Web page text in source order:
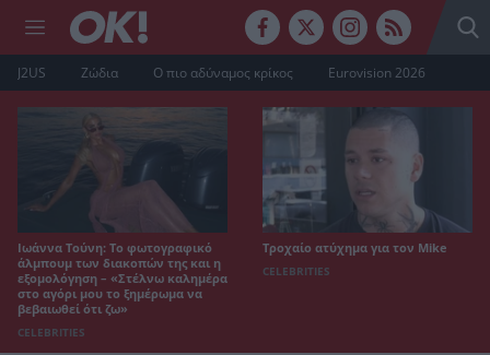
J2US Ζώδια Ο πιο αδύναμος κρίκος Eurovision 2026
Ιωάννα Τούνη: Το φωτογραφικό
άλμπουμ των διακοπών της και η
εξομολόγηση – «Στέλνω καλημέρα
στο αγόρι μου το ξημέρωμα να
βεβαιωθεί ότι ζω»
CELEBRITIES
Τροχαίο ατύχημα για τον Mike
CELEBRITIES